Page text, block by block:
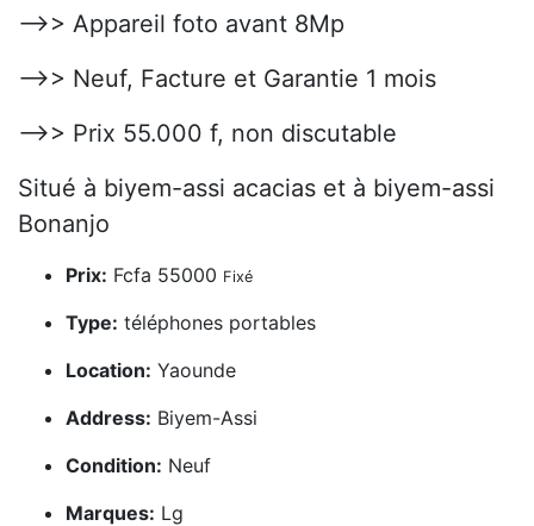
-->> Appareil foto avant 8Mp
-->> Neuf, Facture et Garantie 1 mois
-->> Prix 55.000 f, non discutable
Situé à biyem-assi acacias et à biyem-assi
Bonanjo
Prix: Fcfa 55000 Fixé
Type: téléphones portables
Location: Yaounde
Address: Biyem-Assi
Condition: Neuf
Marques: Lg